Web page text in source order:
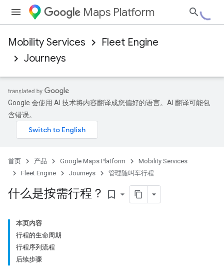
Maps Platform
Mobility Services
Fleet Engine
Journeys
Google 会使用 AI 技术将内容翻译成您偏好的语言。AI 翻译可能包
含错误。
首页 产品 Google Maps Platform
Mobility Services
Fleet Engine
Journeys 管理随叫车行程
什么是按需行程？ bookmark_border
本页内容
行程的生命周期
行程序列流程
后续步骤